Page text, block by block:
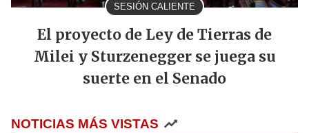
SESIÓN CALIENTE
El proyecto de Ley de Tierras de
Milei y Sturzenegger se juega su
suerte en el Senado
NOTICIAS MÁS VISTAS